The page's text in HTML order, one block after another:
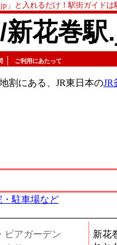
」と入れるだけ！駅街ガイド
花巻駅
ご利用にあたって
割にある、JR東日本のJR
駐車場など
・ビアガーデン
新花